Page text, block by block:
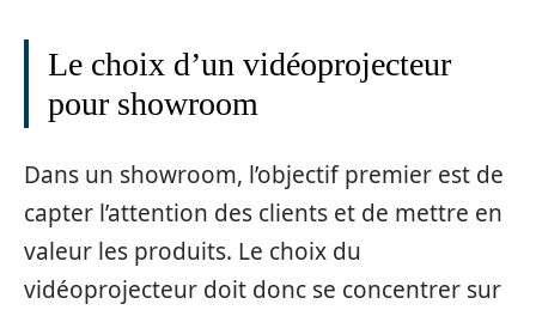
Le choix d’un vidéoprojecteur
pour showroom
Dans un showroom, l’objectif premier est de
capter l’attention des clients et de mettre en
valeur les produits. Le choix du
vidéoprojecteur doit donc se concentrer sur